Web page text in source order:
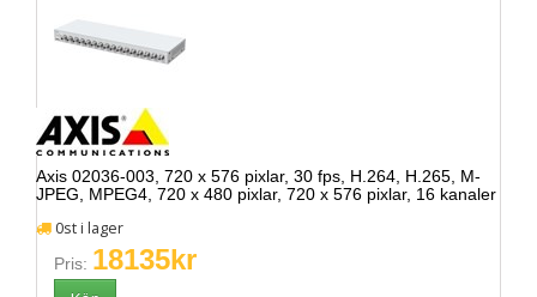
Axis 02036-003, 720 x 576 pixlar, 30 fps, H.264, H.265, M-
JPEG, MPEG4, 720 x 480 pixlar, 720 x 576 pixlar, 16 kanaler
0st i lager
Pris: 18135kr